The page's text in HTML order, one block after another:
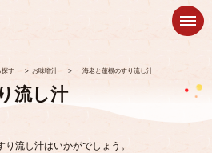
探す > お味噌汁 > 海老と蓮根のすり流し汁
流し汁
流し汁はいかがでしょう。